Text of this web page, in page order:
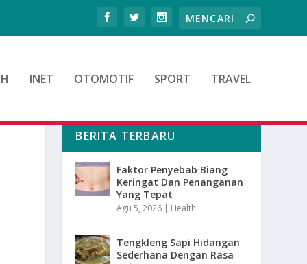
INET OTOMOTIF SPORT TRAVEL
BERITA TERBARU
Faktor Penyebab Biang
Keringat Dan Penanganan
Yang Tepat
Agu 5, 2026 | Health
Tengkleng Sapi Hidangan
Sederhana Dengan Rasa